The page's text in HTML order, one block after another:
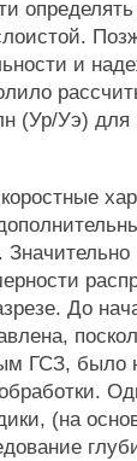
и
(Ур/Уэ) для
До
ГСЗ, было
(на